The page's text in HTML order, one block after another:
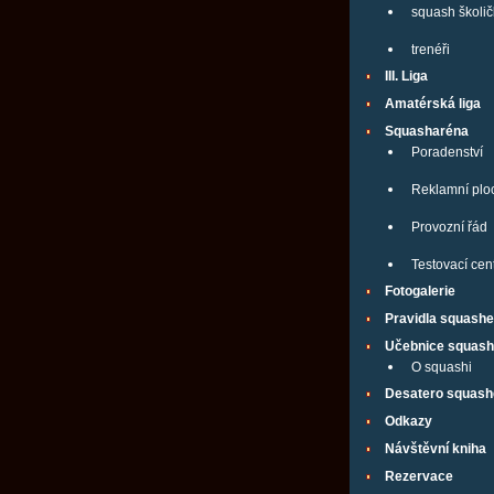
squash
trenéři
III. Liga
Amatérská liga
Squasharéna
Poradenství
Reklamní
Provozní řád
Testovací
Fotogalerie
Pravidla squashe
Učebnice
O squashi
Desatero
Odkazy
Návštěvní kniha
Rezervace